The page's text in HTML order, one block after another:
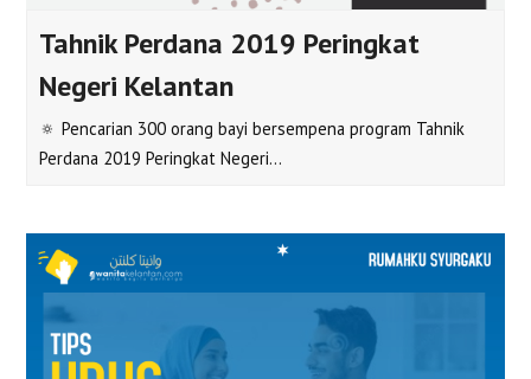
Tahnik Perdana 2019 Peringkat
Negeri Kelantan
🔅 Pencarian 300 orang bayi bersempena program Tahnik
Perdana 2019 Peringkat Negeri…